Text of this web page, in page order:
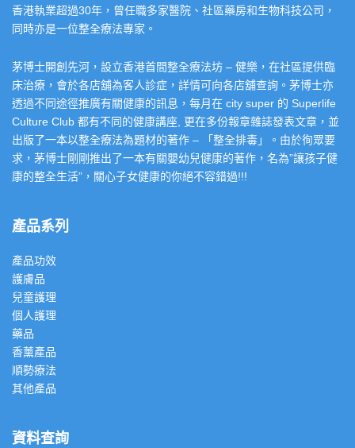
香港執業超過30年，曾任職多家醫院、社區藥房和生物科技公司，
同時亦是一位整全療法專家。
茅博士開創先河，設立香港首間整全療法坊 – 健樂，在社區提供臨
床治療，會於各店舖為客人診症，詳情可向各店舖查詢。茅博士亦
透過不同途徑推廣有關健康的訊息，每月在 city super 的 Superlife
Culture Club 都有不同的健康講座, 更在多份報章雜誌發表文章，並
出版了一本以整全療法為題材的著作 – 「整全排毒」。由於徇眾要
求，茅博士剛剛推出了一本有關嬰幼兒健康的著作，名為”讓孩子健
康的整全生活”，關心子女健康的你絕不容錯過!!!
產品系列
產品功效
護膚品
兒童護理
個人護理
藥品
香薰產品
順勢療法
其他產品
資料查詢